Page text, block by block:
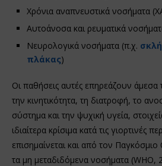
Χρόνια αναπνευστικά νοσήματα
Αυτοάνοσα και ρευματικά
Νευρολογικά νοσήματα (π.χ.
πλάκας)
Οι παθήσεις αυτές επηρεάζουν άμεσα
την κινητικότητα, τη διατροφή, το
σύστημα και την ψυχική υγεία,
ιδιαίτερα κρίσιμα κατά τις γιορτινές
επισημαίνεται και από τον Παγκόσμιο
τα μη μεταδιδόμενα νοσήματα (WHO,